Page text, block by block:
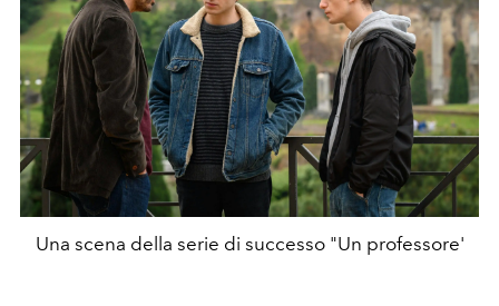
Una scena della serie di successo "Un professore'